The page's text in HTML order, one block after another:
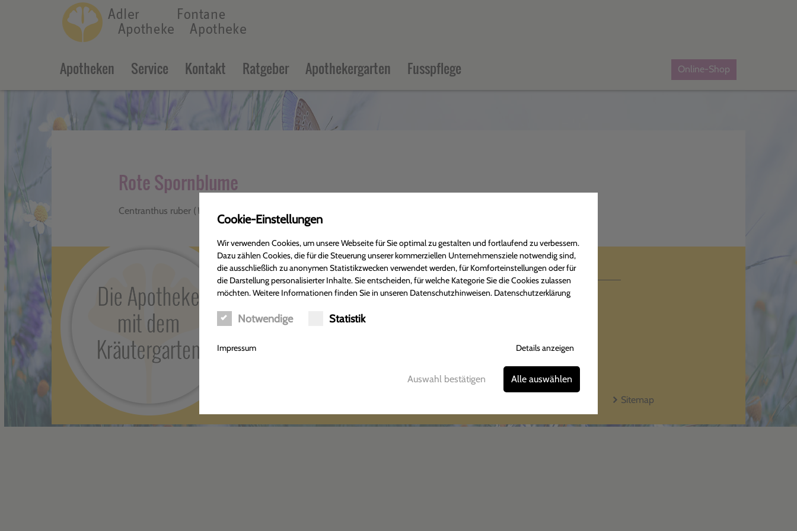
Apotheken Service Kontakt Ratgeber Apothekergarten Fusspflege Online-Shop
Rote Spornblume
Centranthus ruber ( Valerianaceae
Adler Apotheke
Tobias Münkner
Hildesheimer Straße 372
Öffnungszeiten
Montag-Freitag:
07:30 - 18:30 Uhr
Sitemap
Cookie-Einstellungen
Wir verwenden Cookies, um unsere Webseite für Sie optimal zu gestalten und fortlaufend zu verbessern.
Dazu zählen Cookies, die für die Steuerung unserer kommerziellen Unternehmensziele notwendig sind,
die ausschließlich zu anonymen Statistikzwecken verwendet werden, für Komforteinstellungen oder für
die Darstellung personalisierter Inhalte. Sie entscheiden, für welche Kategorie Sie die Cookies zulassen
möchten. Weitere Informationen finden Sie in unseren Datenschutzhinweisen. Datenschutzerklärung
Notwendige Statistik
Impressum Details anzeigen
Auswahl bestätigen Alle auswählen